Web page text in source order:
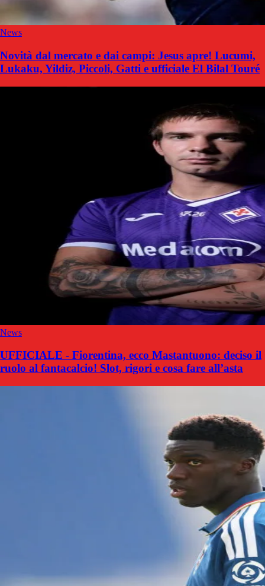
News
Novità dal mercato e dai campi: Jesus apre! Lucumi,
Lukaku, Yildiz, Piccoli, Gatti e ufficiale El Bilal Touré
News
UFFICIALE - Fiorentina, ecco Mastantuono: deciso il
ruolo al fantacalcio! Slot, rigori e cosa fare all’asta